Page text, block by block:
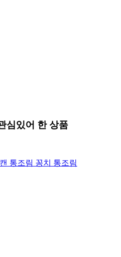
심있어 한 상품
통조림 꽁치 통조림